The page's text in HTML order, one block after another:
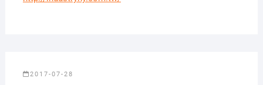
2017-07-28